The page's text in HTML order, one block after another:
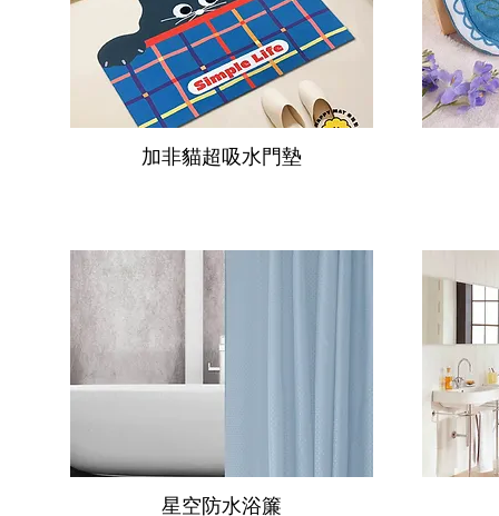
加非貓超吸水門墊
星空防水浴簾